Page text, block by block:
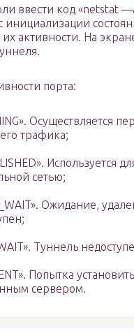
ввести код «netstat
инициализации
их активности. На
порта:
Осуществляется
трафика;
Используется
сетью;
Ожидание,
Туннель
Попытка
сервером.